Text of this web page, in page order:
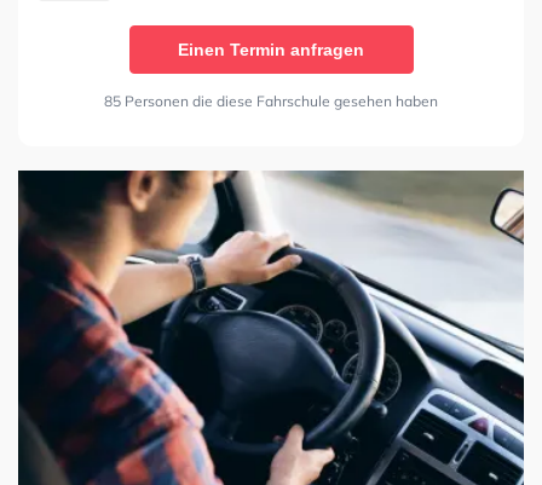
Einen Termin anfragen
85 Personen die diese Fahrschule gesehen haben